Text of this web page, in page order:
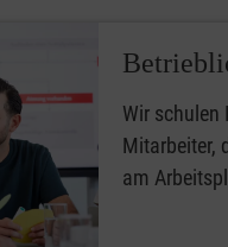
Wir schulen
Mitarbeiter,
am